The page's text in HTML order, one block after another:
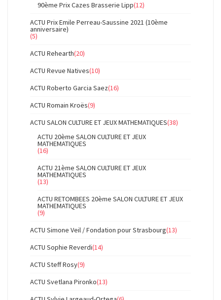
90ème Prix Cazes Brasserie Lipp(12)
ACTU Prix Emile Perreau-Saussine 2021 (10ème
anniversaire)
(5)
ACTU Rehearth(20)
ACTU Revue Natives(10)
ACTU Roberto Garcia Saez(16)
ACTU Romain Kroës(9)
ACTU SALON CULTURE ET JEUX MATHEMATIQUES(38)
ACTU 20ème SALON CULTURE ET JEUX
MATHEMATIQUES
(16)
ACTU 21ème SALON CULTURE ET JEUX
MATHEMATIQUES
(13)
ACTU RETOMBEES 20ème SALON CULTURE ET JEUX
MATHEMATIQUES
(9)
ACTU Simone Veil / Fondation pour Strasbourg(13)
ACTU Sophie Reverdi(14)
ACTU Steff Rosy(9)
ACTU Svetlana Pironko(13)